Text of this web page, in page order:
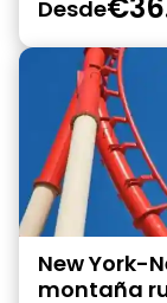
Desde
New York-
montaña